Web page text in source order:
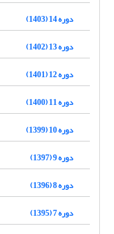
دوره 14 (1403)
دوره 13 (1402)
دوره 12 (1401)
دوره 11 (1400)
دوره 10 (1399)
دوره 9 (1397)
دوره 8 (1396)
دوره 7 (1395)